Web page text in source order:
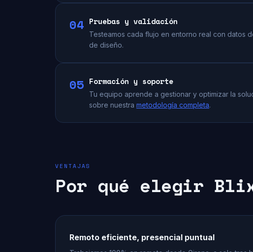
04 Pruebas y validación
Testeamos cada flujo en entorno real con datos
de diseño.
05 Formación y soporte
Tu equipo aprende a gestionar y optimizar la
sobre nuestra metodología completa.
VENTAJAS
Por qué elegir
Remoto eficiente, presencial puntual